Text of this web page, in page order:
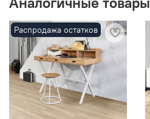
Распродажа остатков